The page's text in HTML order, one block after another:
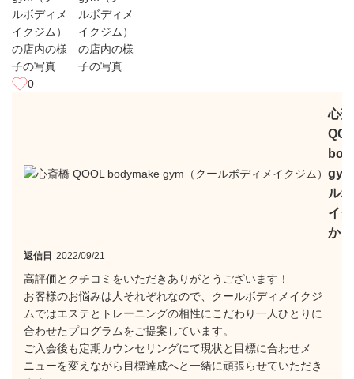
0
心
ル
イ
か
返信日 2022/09/21
高評価とクチコミをいただきありがとうございます！
お客様のお悩みは人それぞれなので、クールボディメイクジ
ムではエステとトレーニングの相性にこだわり一人ひとりに
合わせたプログラムをご提案しています。
ご入会後も定期カウンセリングにて現状と目標に合わせメ
ニューを変えながら目標達成へと一緒に頑張らせていただき